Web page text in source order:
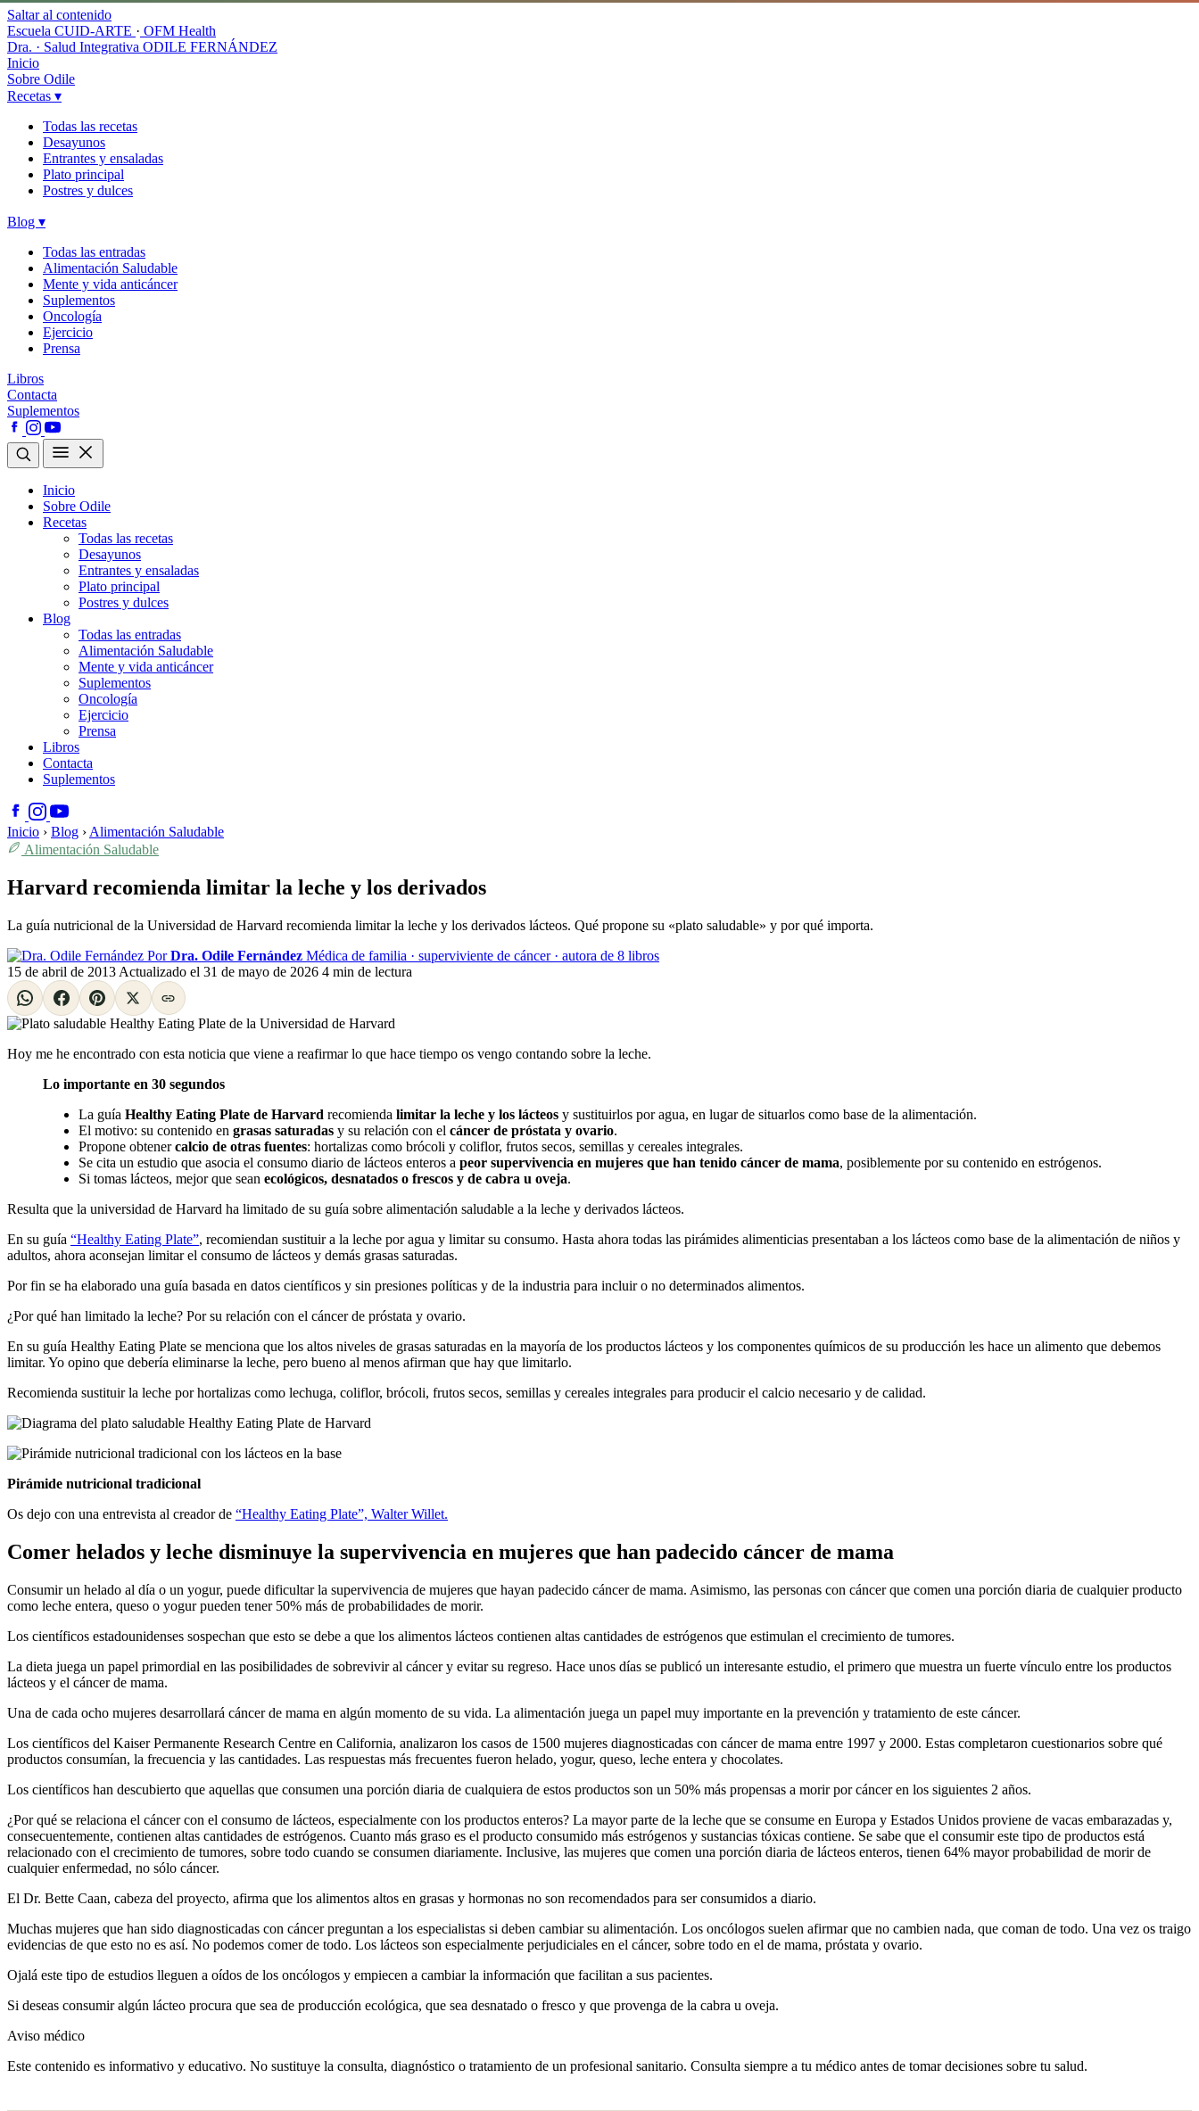
Saltar al contenido
Escuela CUID-ARTE · OFM Health
Dra. · Salud Integrativa ODILE FERNÁNDEZ
Inicio
Sobre Odile
Recetas ▾
Todas las recetas
Desayunos
Entrantes y ensaladas
Plato principal
Postres y dulces
Blog ▾
Todas las entradas
Alimentación Saludable
Mente y vida anticáncer
Suplementos
Oncología
Ejercicio
Prensa
Libros
Contacta
Suplementos
Inicio
Sobre Odile
Recetas
Todas las recetas
Desayunos
Entrantes y ensaladas
Plato principal
Postres y dulces
Blog
Todas las entradas
Alimentación Saludable
Mente y vida anticáncer
Suplementos
Oncología
Ejercicio
Prensa
Libros
Contacta
Suplementos
Inicio › Blog › Alimentación Saludable
Alimentación Saludable
Harvard recomienda limitar la leche y los derivados
La guía nutricional de la Universidad de Harvard recomienda limitar la leche y los derivados lácteos. Qué propone su «plato saludable» y por qué importa.
Por Dra. Odile Fernández Médica de familia · superviviente de cáncer · autora de 8 libros
15 de abril de 2013 Actualizado el 31 de mayo de 2026 4 min de lectura
Hoy me he encontrado con esta noticia que viene a reafirmar lo que hace tiempo os vengo contando sobre la leche.
Lo importante en 30 segundos
La guía Healthy Eating Plate de Harvard recomienda limitar la leche y los lácteos y sustituirlos por agua, en lugar de situarlos como base de la alimentación.
El motivo: su contenido en grasas saturadas y su relación con el cáncer de próstata y ovario.
Propone obtenercalcio de otras fuentes: hortalizas como brócoli y coliflor, frutos secos, semillas y cereales integrales.
Se cita un estudio que asocia el consumo diario de lácteos enteros a peor supervivencia en mujeres que han tenido cáncer de mama, posiblemente por su contenido en estrógenos.
Si tomas lácteos, mejor que sean ecológicos, desnatados o frescos y de cabra u oveja.
Resulta que la universidad de Harvard ha limitado de su guía sobre alimentación saludable a la leche y derivados lácteos.
En su guía “Healthy Eating Plate”, recomiendan sustituir a la leche por agua y limitar su consumo. Hasta ahora todas las pirámides alimenticias presentaban a los lácteos como base de la alimentación de niños y
adultos, ahora aconsejan limitar el consumo de lácteos y demás grasas saturadas.
Por fin se ha elaborado una guía basada en datos científicos y sin presiones políticas y de la industria para incluir o no determinados alimentos.
¿Por qué han limitado la leche? Por su relación con el cáncer de próstata y ovario.
En su guía Healthy Eating Plate se menciona que los altos niveles de grasas saturadas en la mayoría de los productos lácteos y los componentes químicos de su producción les hace un alimento que debemos
limitar. Yo opino que debería eliminarse la leche, pero bueno al menos afirman que hay que limitarlo.
Recomienda sustituir la leche por hortalizas como lechuga, coliflor, brócoli, frutos secos, semillas y cereales integrales para producir el calcio necesario y de calidad.
Pirámide nutricional tradicional
Os dejo con una entrevista al creador de “Healthy Eating Plate”, Walter Willet.
Comer helados y leche disminuye la supervivencia en mujeres que han padecido cáncer de mama
Consumir un helado al día o un yogur, puede dificultar la supervivencia de mujeres que hayan padecido cáncer de mama. Asimismo, las personas con cáncer que comen una porción diaria de cualquier producto
como leche entera, queso o yogur pueden tener 50% más de probabilidades de morir.
Los científicos estadounidenses sospechan que esto se debe a que los alimentos lácteos contienen altas cantidades de estrógenos que estimulan el crecimiento de tumores.
La dieta juega un papel primordial en las posibilidades de sobrevivir al cáncer y evitar su regreso. Hace unos días se publicó un interesante estudio, el primero que muestra un fuerte vínculo entre los productos
lácteos y el cáncer de mama.
Una de cada ocho mujeres desarrollará cáncer de mama en algún momento de su vida. La alimentación juega un papel muy importante en la prevención y tratamiento de este cáncer.
Los científicos del Kaiser Permanente Research Centre en California, analizaron los casos de 1500 mujeres diagnosticadas con cáncer de mama entre 1997 y 2000. Estas completaron cuestionarios sobre qué
productos consumían, la frecuencia y las cantidades. Las respuestas más frecuentes fueron helado, yogur, queso, leche entera y chocolates.
Los científicos han descubierto que aquellas que consumen una porción diaria de cualquiera de estos productos son un 50% más propensas a morir por cáncer en los siguientes 2 años.
¿Por qué se relaciona el cáncer con el consumo de lácteos, especialmente con los productos enteros? La mayor parte de la leche que se consume en Europa y Estados Unidos proviene de vacas embarazadas y,
consecuentemente, contienen altas cantidades de estrógenos. Cuanto más graso es el producto consumido más estrógenos y sustancias tóxicas contiene. Se sabe que el consumir este tipo de productos está
relacionado con el crecimiento de tumores, sobre todo cuando se consumen diariamente. Inclusive, las mujeres que comen una porción diaria de lácteos enteros, tienen 64% mayor probabilidad de morir de
cualquier enfermedad, no sólo cáncer.
El Dr. Bette Caan, cabeza del proyecto, afirma que los alimentos altos en grasas y hormonas no son recomendados para ser consumidos a diario.
Muchas mujeres que han sido diagnosticadas con cáncer preguntan a los especialistas si deben cambiar su alimentación. Los oncólogos suelen afirmar que no cambien nada, que coman de todo. Una vez os traigo
evidencias de que esto no es así. No podemos comer de todo. Los lácteos son especialmente perjudiciales en el cáncer, sobre todo en el de mama, próstata y ovario.
Ojalá este tipo de estudios lleguen a oídos de los oncólogos y empiecen a cambiar la información que facilitan a sus pacientes.
Si deseas consumir algún lácteo procura que sea de producción ecológica, que sea desnatado o fresco y que provenga de la cabra u oveja.
Aviso médico
Este contenido es informativo y educativo. No sustituye la consulta, diagnóstico o tratamiento de un profesional sanitario. Consulta siempre a tu médico antes de tomar decisiones sobre tu salud.